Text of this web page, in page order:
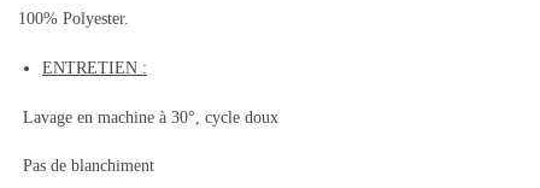
100% Polyester.
ENTRETIEN :
Lavage en machine à 30°, cycle doux
Pas de blanchiment